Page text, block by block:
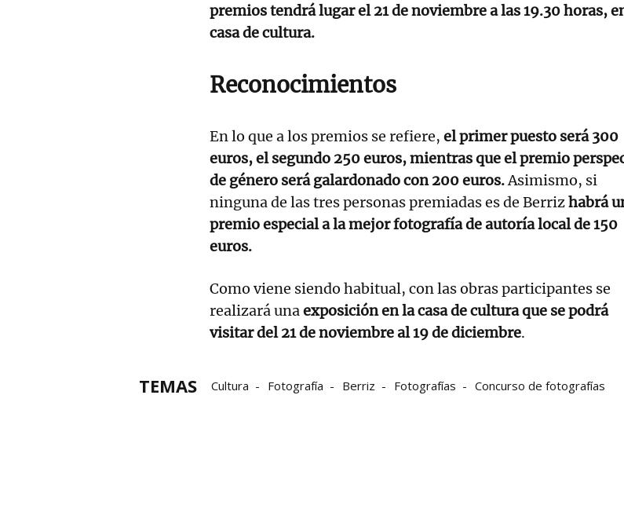
premios tendrá lugar el 21 de noviembre a las 19.30 horas,
casa de cultura.
Reconocimientos
En lo que a los premios se refiere, el primer puesto será 300
euros, el segundo 250 euros, mientras que el premio
de género será galardonado con 200 euros.Asimismo, si
ninguna de las tres personas premiadas es de Berrizhabrá
premio especial a la mejor fotografía de autoría local de 150
euros.
Como viene siendo habitual, con las obras participantes se
realizará unaexposición en la casa de cultura que se podrá
visitar del 21 de noviembre al 19 de diciembre.
TEMAS Cultura Fotografía Berriz Fotografías Concurso de fotografías